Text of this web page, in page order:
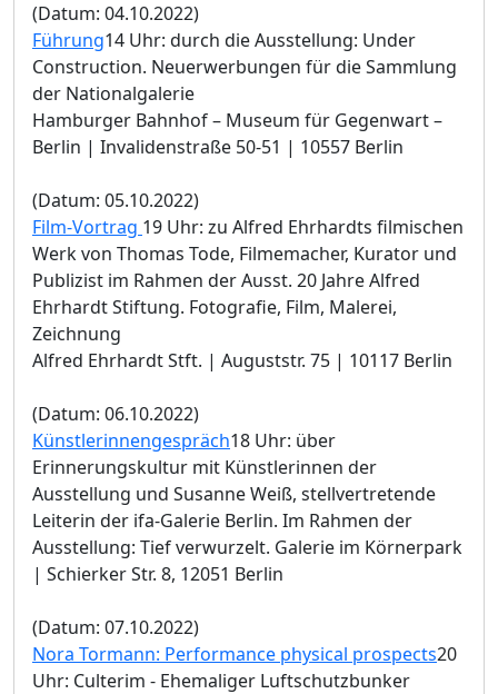
(Datum: 04.10.2022)
Führung14 Uhr: durch die Ausstellung: Under
Construction. Neuerwerbungen für die Sammlung
der Nationalgalerie
Hamburger Bahnhof – Museum für Gegenwart –
Berlin | Invalidenstraße 50-51 | 10557 Berlin
(Datum: 05.10.2022)
Film-Vortrag 19 Uhr: zu Alfred Ehrhardts filmischen
Werk von Thomas Tode, Filmemacher, Kurator und
Publizist im Rahmen der Ausst. 20 Jahre Alfred
Ehrhardt Stiftung. Fotografie, Film, Malerei,
Zeichnung
Alfred Ehrhardt Stft. | Auguststr. 75 | 10117 Berlin
(Datum: 06.10.2022)
Künstlerinnengespräch18 Uhr: über
Erinnerungskultur mit Künstlerinnen der
Ausstellung und Susanne Weiß, stellvertretende
Leiterin der ifa-Galerie Berlin. Im Rahmen der
Ausstellung: Tief verwurzelt. Galerie im Körnerpark
| Schierker Str. 8, 12051 Berlin
(Datum: 07.10.2022)
Nora Tormann: Performance physical prospects20
Uhr: Culterim - Ehemaliger Luftschutzbunker